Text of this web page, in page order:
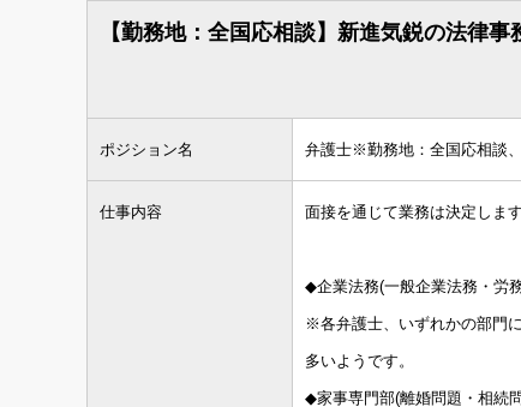
【勤務地：全国応相談】新進気鋭の法律事
ポジション名 弁護士※勤務地：全国応相談
仕事内容 面接を通じて業務は決定します
◆企業法務(一般企業法務・労
※各弁護士、いずれかの部門
多いようです。
◆家事専門部(離婚問題・相続